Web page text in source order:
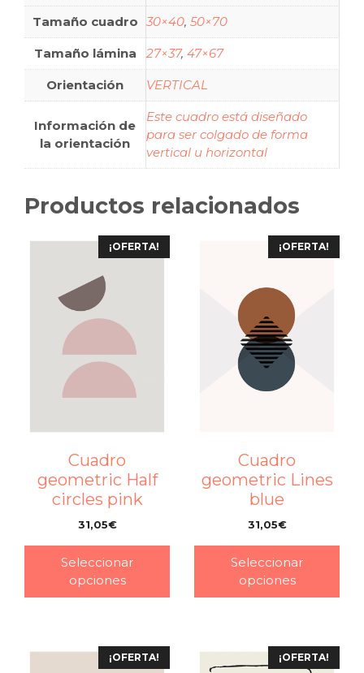
Tamaño cuadro 30×40, 50×70
Tamaño lámina 27×37, 47×67
Orientación VERTICAL
Información de
la orientación
Este cuadro está diseñado
para ser colgado de forma
vertical u horizontal
Productos relacionados
¡OFERTA!
Cuadro
geometric Half
circles pink
31,05€
Seleccionar
opciones
¡OFERTA!
Cuadro
geometric Lines
blue
31,05€
Seleccionar
opciones
¡OFERTA! ¡OFERTA!